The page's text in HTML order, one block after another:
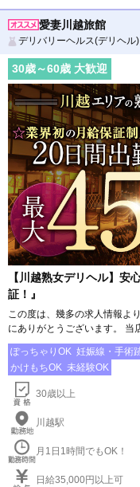
愛妻川越旅館
デリバリーヘルス(デリヘル)
30歳～60歳 大歓迎
【川越熟女デリヘル】安
証！』
この度は、幾多の求人情報よ
にありがとうございます。
ぽっちゃりOK 妊娠線・手術
かけもちOK 未経験OK
30歳以上
川越駅
月1日1時間でもOK！
日給35,000円以上可